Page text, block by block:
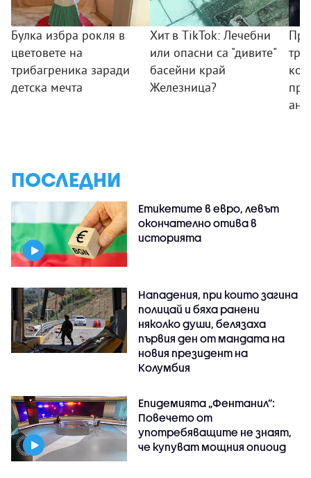
Булка избра рокля в
цветовете на
трибагреника заради
детска мечта
Хит в TikTok: Лечебни
или опасни са "дивите"
басейни край
Железница?
ПОСЛЕДНИ
Етикетите в евро, левът
окончателно отива в
историята
Нападения, при които загина
полицай и бяха ранени
няколко души, белязаха
първия ден от мандата на
новия президент на
Колумбия
Епидемията „Фентанил”:
Повечето от
употребяващите не знаят,
че купуват мощния опиоид